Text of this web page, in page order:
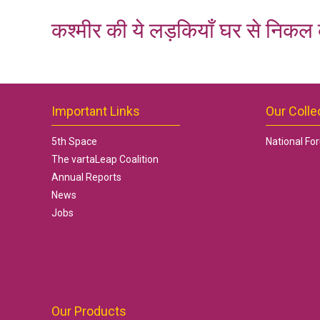
कश्मीर की ये लड़कियाँ घर से निकल
Important Links
5th Space
The vartaLeap Coalition
Annual Reports
News
Jobs
Our Products
Our
National